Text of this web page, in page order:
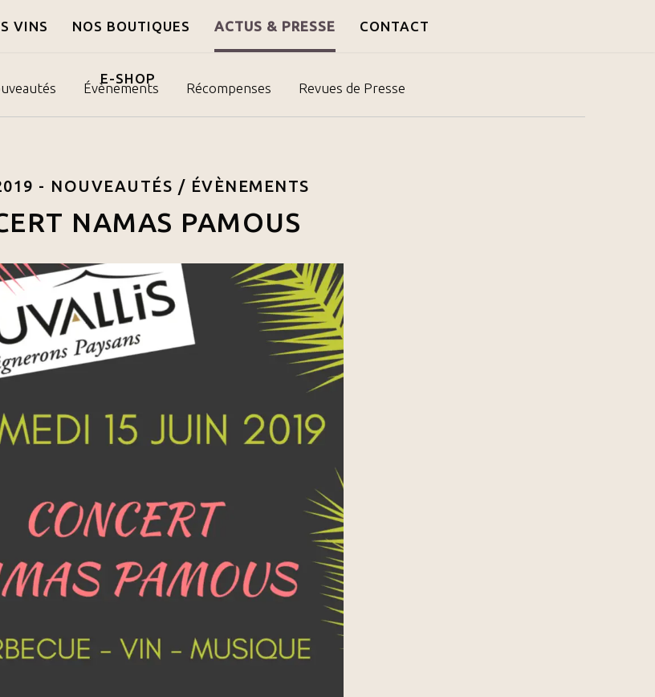
VINS NOS BOUTIQUES ACTUS & PRESSE CONTACT
E-SHOP
Évènements Récompenses Revues de Presse
- NOUVEAUTÉS / ÉVÈNEMENTS
NAMAS PAMOUS